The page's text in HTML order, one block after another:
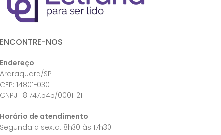
ENCONTRE-NOS
Endereço
Araraquara/SP
CEP: 14801-030
CNPJ: 18.747.545/0001-21
Horário de atendimento
Segunda a sexta: 8h30 às 17h30